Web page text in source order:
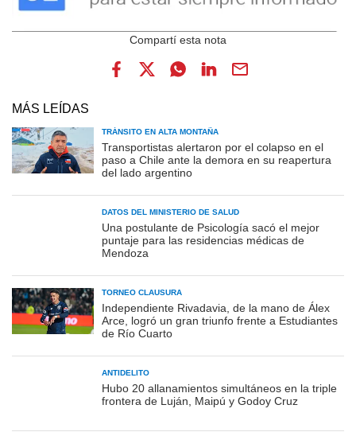
MÁS LEÍDAS
TRÁNSITO EN ALTA MONTAÑA
Transportistas alertaron por el colapso en el
paso a Chile ante la demora en su reapertura
del lado argentino
DATOS DEL MINISTERIO DE SALUD
Una postulante de Psicología sacó el mejor
puntaje para las residencias médicas de
Mendoza
TORNEO CLAUSURA
Independiente Rivadavia, de la mano de Álex
Arce, logró un gran triunfo frente a Estudiantes
de Río Cuarto
ANTIDELITO
Hubo 20 allanamientos simultáneos en la triple
frontera de Luján, Maipú y Godoy Cruz